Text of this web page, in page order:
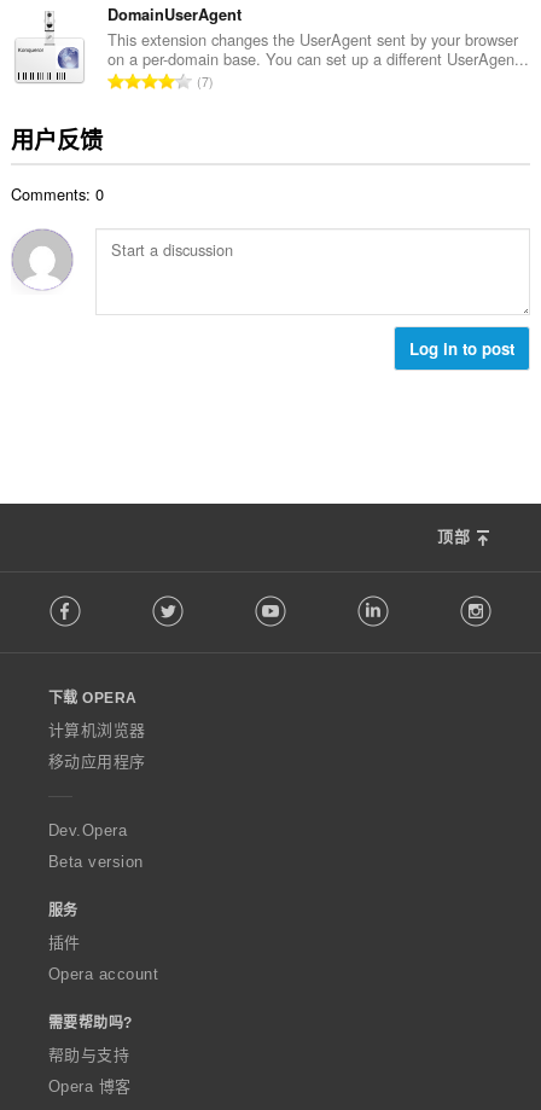
分
次
数
：
DomainUserAgent
This extension changes the UserAgent sent by your browser
on a per-domain base. You can set up a different UserAgen...
总
7
用户反馈
Comments: 0
Log in to post
顶部
o
w
O
p
e
a
Facebook Twitter Youtube LinkedIn
下载 OPERA
计算机浏览器
移动应用程序
Dev.Opera
Beta version
服务
插件
Opera account
需要帮助吗?
帮助与支持
Opera 博客